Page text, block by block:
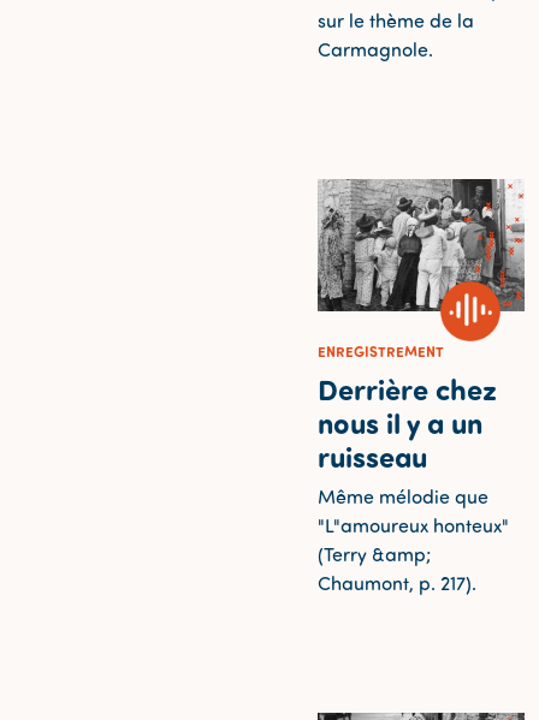
sur le thème de la
Carmagnole.
ENREGISTREMENT
Derrière chez
nous il y a un
ruisseau
Même mélodie que
"L"amoureux honteux"
(Terry &amp;
Chaumont, p. 217).